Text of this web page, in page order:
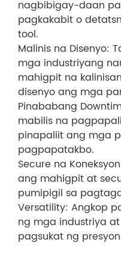
nagbibigay-daan
pagkakabit o
tool.
Malinis na Disenyo:
mga industriyang
mahigpit na
disenyo ang mga
Pinababang
mabilis na
pinapaliit ang mga
pagpapatakbo.
Secure na
ang mahigpit at
pumipigil sa
Versatility: Angkop
ng mga industriya
pagsukat ng